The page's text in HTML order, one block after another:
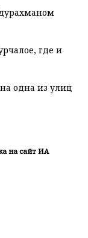
где и
одна из улиц
на сайт ИА